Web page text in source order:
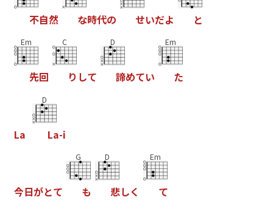
不自然 な時代の せいだよ と
Em
先回
C
り して
D
諦めてい
Em
た
La
D
La-i
今日がとて
G
も
D
悲しく
Em
て